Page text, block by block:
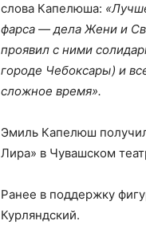
слова Капелюша:
фарса — дела Жени и
проявил с ними
городе Чебоксары) и
сложное время».
Эмиль Капелюш
Лира» в Чувашском
Ранее в поддержку
Курляндский.